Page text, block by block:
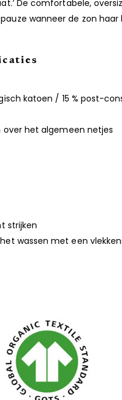
De comfortabele,
wanneer de zon haar
katoen / 15 % post-
over het algemeen netjes
strijken
wassen met een